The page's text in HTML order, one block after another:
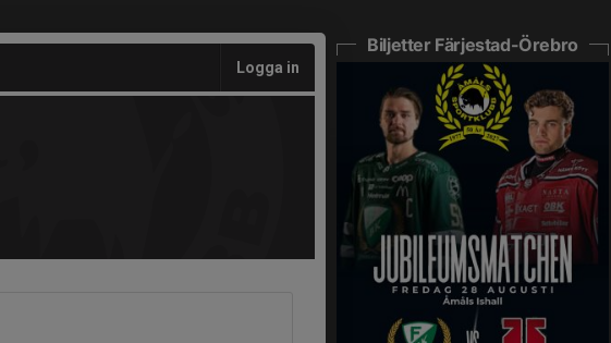
Logga in
Biljetter Färjestad-Örebro